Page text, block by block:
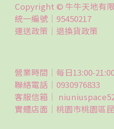
Copyright © 牛牛天地有
統一編號｜95450217
運送政策｜ 退換貨政策
營業時間｜每日13:00-
聯絡電話｜0930976833
客服信箱｜
實體店面｜桃園市桃園區